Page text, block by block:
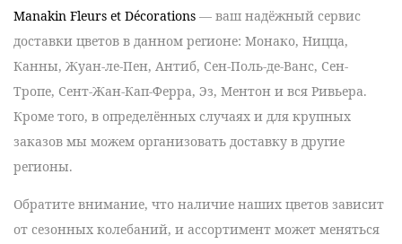
Manakin Fleurs et Décorations — ваш надёжный сервис
доставки цветов в данном регионе: Монако, Ницца,
Канны, Жуан-ле-Пен, Антиб, Сен-Поль-де-Ванс, Сен-
Тропе, Сент-Жан-Кап-Ферра, Эз, Ментон и вся Ривьера.
Кроме того, в определённых случаях и для крупных
заказов мы можем организовать доставку в другие
регионы.
Обратите внимание, что наличие наших цветов зависит
от сезонных колебаний, и ассортимент может меняться